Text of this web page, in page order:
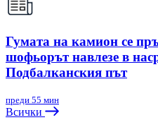
Гумата на камион се
шофьорът навлезе в
Подбалканския път
преди 55 мин
Всички